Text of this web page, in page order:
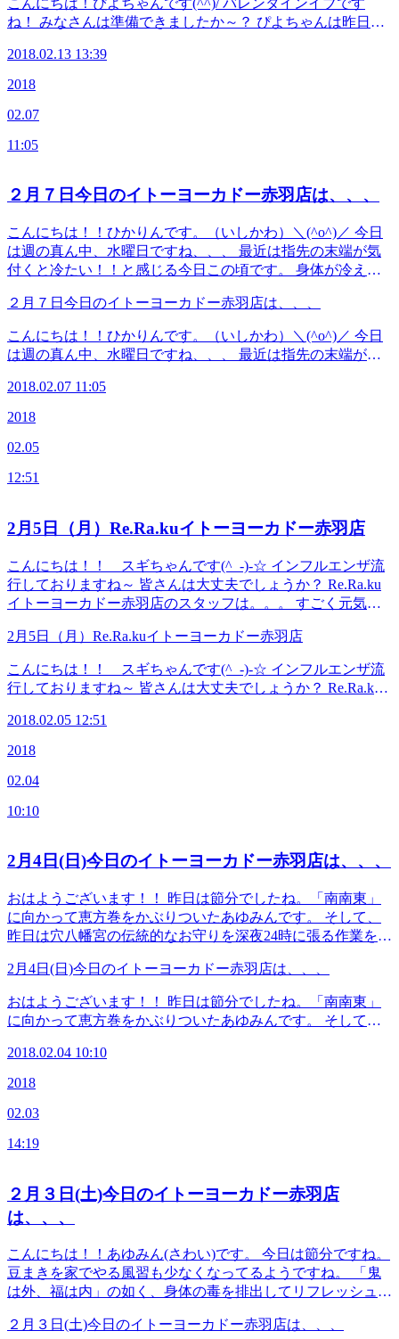
００ 状況により変更もあるので、お電話頂けるとスムーズ
にご案内出来ます！！ ≪連絡先&amp;アクセス≫
Re.Ra.Ku イトーヨーカドー赤羽店 JR宇都宮線・京浜東北
トーヨーカドーの3Fです！ TEL 03-5948-9557 （店舗）
なかった時におかけください） Web予約は こちら から
LINEのお友だちも大募集中です！ お店でお得
ね！ みなさんは準備できましたか～？ ぴよちゃんは昨日作
溶かしたんや？」 と聞いてましたが顔はにやにやしてまし
たよ～笑 ホワイトデーに期待ですね♡♡ 今日の出勤スタッ
００ 状況により変更もあるので、お電話頂けるとスムーズ
Re.Ra.Ku イトーヨーカドー赤羽店 JR宇都宮線・京浜東北
トーヨーカドーの3Fです！ TEL 03-5948-9557 （店舗）
なかった時におかけください） Web予約は こちら から
LINEのお友だちも大募集中です！ お店でお得
な特典プレゼント！(^_-)-☆
2018.02.13 13:39
2018
02.07
11:05
２月７日今日のイトーヨーカドー赤羽店は、、、
こんにちは！！ひかりんです。（いしかわ）＼(^o^)／ 今日
は週の真ん中、水曜日ですね、、、 最近は指先の末端が気
付くと冷たい！！と感じる今日この頃です。 身体が冷える
すね(*_*) スキッリリセットしたいと思う方！是非、赤羽店
に足を運んでください★ お身体の充電も時には必要ですよ
ね、、、 スタッフもご来店お待ちしております。。。 ＜本
日のスタッフ＞ せきね いしかわ さわい まつむら &lt;本日の
空き状況＞ １２：００～１５：３０ １７：００～１９：０
ご案内出来ます！！ ≪連絡先&amp;アクセス≫ Re.Ra.Ku
線・埼京線「赤羽駅」西口を出てから徒歩1分のイトーヨー
カドーの3Fです！ TEL 03-5948-9557 （店舗） TEL 03-
友だちも大募集中です！ お店でお得な特典プ
２月７日今日のイトーヨーカドー赤羽店は、、、
こんにちは！！ひかりんです。（いしかわ）＼(^o^)／ 今日
は週の真ん中、水曜日ですね、、、 最近は指先の末端が気
と、筋肉も強張りガチガチになって疲れも溜まるいっぽうで
すね(*_*) スキッリリセットしたいと思う方！是非、赤羽店
ね、、、 スタッフもご来店お待ちしております。。。 ＜本
空き状況＞ １２：００～１５：３０ １７：００～１９：０
ご案内出来ます！！ ≪連絡先&amp;アクセス≫ Re.Ra.Ku
イトーヨーカドー赤羽店 JR宇都宮線・京浜東北線・高崎
線・埼京線「赤羽駅」西口を出てから徒歩1分のイトーヨー
カドーの3Fです！ TEL 03-5948-9557 （店舗） TEL 03-
4540-6336（予約センター 店舗にお電話が繋がらなかった
友だちも大募集中です！ お店でお得な特典プ
2018.02.07 11:05
2018
02.05
12:51
2月5日（月）Re.Ra.kuイトーヨーカドー赤羽店
こんにちは！！ スギちゃんです(^_-)-☆ インフルエンザ流
行しておりますね～ 皆さんは大丈夫でしょうか？ Re.Ra.ku
イトーヨーカドー赤羽店のスタッフは。。。 すごく元気で
るのですが、5～6日間はお外に出れないのが辛いですね(´;ω;
｀) そして、やはり家にいると身体を動かす事が減ってしま
いますので、どうしても筋肉が固まってしまい 仕事を再開
した時の疲労感がいつもより感じるものです。 病み上がり
もあると思いますので、あまり無理はなさらず疲れを感じた
・せきね ・いしかわ ・すぎはし 本日の空き状況 12時～21時
≪連絡先&amp;アクセス≫ Re.Ra.Ku イトーヨーカドー赤羽
03-5948-9557 （店舗） TEL 03-4540-6336（予約センター
予約は こちら から LINEのお友だちも大募集中で
す！ 登録でお得な特典プレゼント！(^_-)-☆
2月5日（月）Re.Ra.kuイトーヨーカドー赤羽店
こんにちは！！ スギちゃんです(^_-)-☆ インフルエンザ流
行しておりますね～ 皆さんは大丈夫でしょうか？ Re.Ra.ku
す！！＼(^o^)／ インフルはお薬を飲むとすぐ症状は楽にな
るのですが、5～6日間はお外に出れないのが辛いですね(´;ω;
いますので、どうしても筋肉が固まってしまい 仕事を再開
もあると思いますので、あまり無理はなさらず疲れを感じた
・せきね ・いしかわ ・すぎはし 本日の空き状況 12時～21時
状況により変動することがございますのでご了承ください。
≪連絡先&amp;アクセス≫ Re.Ra.Ku イトーヨーカドー赤羽
店 JR宇都宮線・京浜東北線・高崎線・埼京線「赤羽駅」西
03-5948-9557 （店舗） TEL 03-4540-6336（予約センター
予約は こちら から LINEのお友だちも大募集中で
す！ 登録でお得な特典プレゼント！(^_-)-☆
2018.02.05 12:51
2018
02.04
10:10
2月4日(日)今日のイトーヨーカドー赤羽店は、、、
おはようございます！！ 昨日は節分でしたね。「南南東」
に向かって恵方巻をかぶりついたあゆみんです。 そして、
昨日は穴八幡宮の伝統的なお守りを深夜24時に張る作業を行
は何事かと思ったそうです(笑) 江戸時代から伝わる金銭の巡
りを良くするお守りです。今年も良い金運でありますよう
に！ 今日の当店のご予約枠はあいにくいっぱいなのですが
下記の時間帯のみご案内出来ます。 10：15～12：00 15：00
～16：00 ●本日のスタッフ さわい まつむら すぎはし 本日も
Re.Ra.Ku イトーヨーカドー赤羽店 JR宇都宮線・京浜東北
トーヨーカドーの3Fです！ TEL 03-5948-9557 （店舗）
TEL 03-4540-6336（予約センター 店舗にお電話が繋がら
レゼント！(^_-)-☆
2月4日(日)今日のイトーヨーカドー赤羽店は、、、
おはようございます！！ 昨日は節分でしたね。「南南東」
に向かって恵方巻をかぶりついたあゆみんです。 そして、
いました。 夜中にガンガンとういう音を叩いていて、家族
は何事かと思ったそうです(笑) 江戸時代から伝わる金銭の巡
に！ 今日の当店のご予約枠はあいにくいっぱいなのですが
～16：00 ●本日のスタッフ さわい まつむら すぎはし 本日も
Re.Ra.Ku イトーヨーカドー赤羽店 JR宇都宮線・京浜東北
線・高崎線・埼京線「赤羽駅」西口を出てから徒歩1分のイ
トーヨーカドーの3Fです！ TEL 03-5948-9557 （店舗）
TEL 03-4540-6336（予約センター 店舗にお電話が繋がら
なかった時におかけください） Web予約は こちら から
LINEのお友だちも大募集中です！ 登録でお得な特典プ
レゼント！(^_-)-☆
2018.02.04 10:10
2018
02.03
14:19
２月３日(土)今日のイトーヨーカドー赤羽店
は、、、
こんにちは！！あゆみん(さわい)です。 今日は節分ですね。
豆まきを家でやる風習も少なくなってるようですね。 「鬼
は外、福は内」の如く、身体の毒を排出してリフレッシュし
すぎはし ●ご予約可能な時間帯 14：30～19：30 ≪連絡先
２月３日(土)今日のイトーヨーカドー赤羽店は、、、